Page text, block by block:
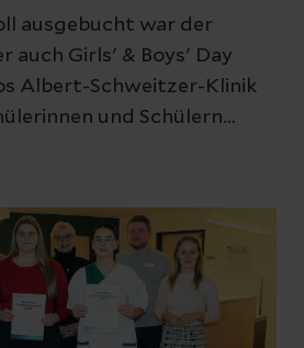
ausgebucht war der
auch Girls' & Boys' Day
Albert-Schweitzer-Klinik
und Schülern
Berufe und
das ganz praktisch. Wie
Gipsverband an? Wie
Menschen? Was
OP-Saal vor? All dies und
die Schüler beim